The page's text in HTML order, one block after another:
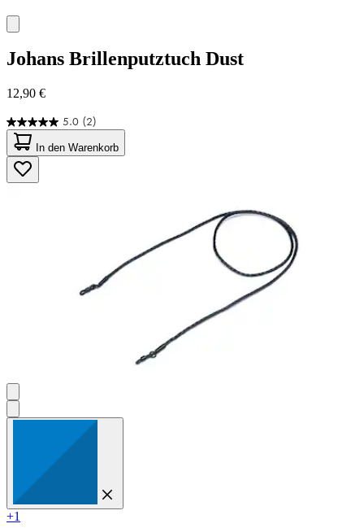
Johans Brillenputztuch Dust
12,90 €
5.0 (2)
5.0
von
5
Sternen.
2
In den Warenkorb
+1